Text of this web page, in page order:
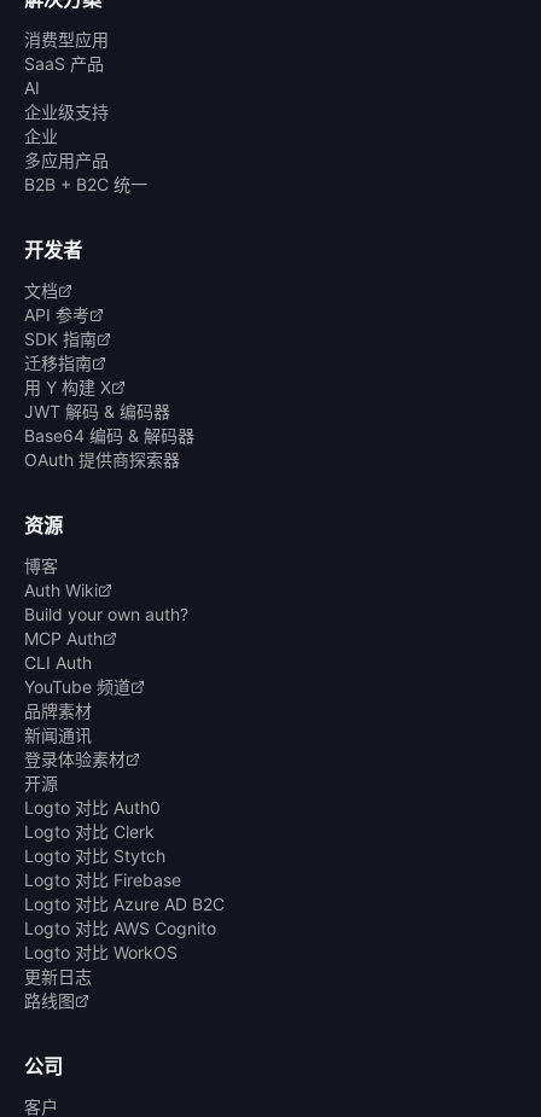
消费型应用
SaaS 产品
AI
企业级支持
企业
多应用产品
B2B + B2C 统一
开发者
文档
API 参考
SDK 指南
迁移指南
用 Y 构建 X
JWT 解码 & 编码器
Base64 编码 & 解码器
OAuth 提供商探索器
资源
博客
Auth Wiki
Build your own auth?
MCP Auth
CLI Auth
YouTube 频道
品牌素材
新闻通讯
登录体验素材
开源
Logto 对比 Auth0
Logto 对比 Clerk
Logto 对比 Stytch
Logto 对比 Firebase
Logto 对比 Azure AD B2C
Logto 对比 AWS Cognito
Logto 对比 WorkOS
更新日志
路线图
公司
客户